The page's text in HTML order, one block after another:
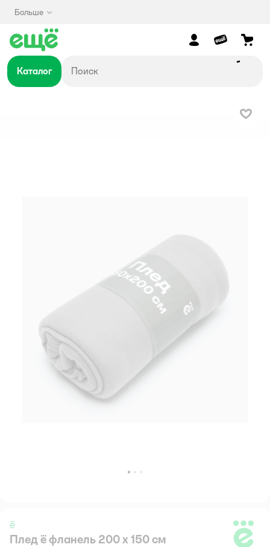
Больше
Каталог
В
ё
Плед ё фланель 200 x 150 см